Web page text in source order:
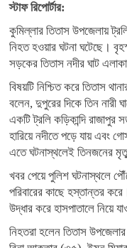
স্টাফ রিপোর্টার:
কুমিল্লার তিতাস উপজেলায়
নিহত হওয়ার ঘটনা ঘটেছে।
সড়কের তিতাস নদীর ঘাট
বিষয়টি নিশ্চিত করে তিতাস
বলেন, দুপুরের দিকে তিন নারী
একটি ট্রলি কড়িকান্দি রাজাপুর
হারিয়ে নদীতে পড়ে যায় এবং
এতে ঘটনাস্থলেই তিনজনের
খবর পেয়ে পুলিশ ঘটনাস্থলে
পরিবারের কাছে হস্তান্তর
উদ্ধার করে হাসপাতালে নিয়ে
নিহতরা হলেন তিতাস